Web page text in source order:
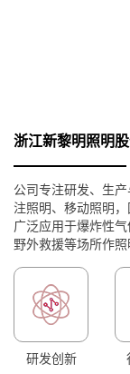
浙江新黎明照明
公司专注研发、生
注照明、移动照明
广泛应用于爆炸性
野外救援等场所作照
研发创新